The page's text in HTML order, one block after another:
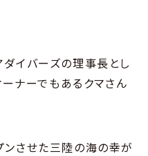
イバーズの理事長とし
ナーでもあるクマさん
ンさせた三陸の海の幸が